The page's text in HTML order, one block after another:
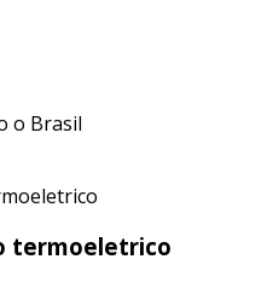
o Brasil
termoeletrico